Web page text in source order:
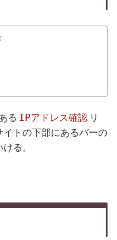
る IPアドレス確認 リ
イトの下部にあるバーの
る。